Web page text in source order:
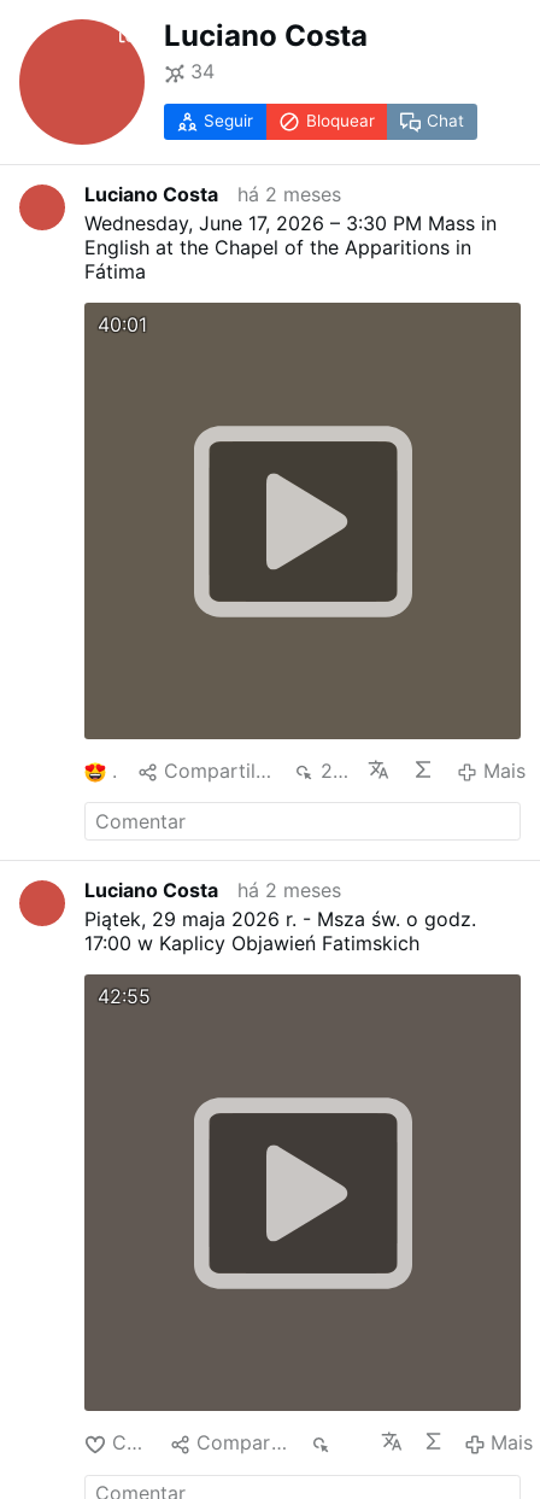
Luciano Costa
34
Seguir Bloquear Chat
Luciano Costa
há 2 meses
Wednesday, June 17, 2026 – 3:30 PM Mass in
English at the Chapel of the Apparitions in
Fátima
40:01
1 Compartilhar 215 Mais
Luciano Costa
há 2 meses
Piątek, 29 maja 2026 r. - Msza św. o godz.
17:00 w Kaplicy Objawień Fatimskich
42:55
Curtir Compartilhar Mais